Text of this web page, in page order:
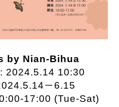
by Nian-Bihua
2024.5.14 10:30
－6.15
17:00 (Tue-Sat)